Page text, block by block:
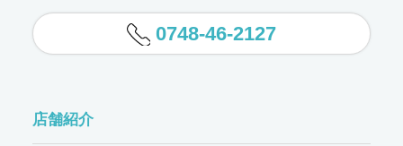
0748-46-2127
店舗紹介